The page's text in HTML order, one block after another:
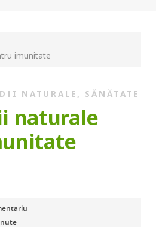
imunitate
NATURALE , SĂNĂTATE
naturale